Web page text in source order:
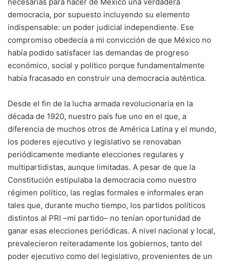
necesarias para hacer de México una verdadera
democracia, por supuesto incluyendo su elemento
indispensable: un poder judicial independiente. Ese
compromiso obedecía a mi convicción de que México no
había podido satisfacer las demandas de progreso
económico, social y político porque fundamentalmente
había fracasado en construir una democracia auténtica.
Desde el fin de la lucha armada revolucionaria en la
década de 1920, nuestro país fue uno en el que, a
diferencia de muchos otros de América Latina y el mundo,
los poderes ejecutivo y legislativo se renovaban
periódicamente mediante elecciones regulares y
multipartidistas, aunque limitadas. A pesar de que la
Constitución estipulaba la democracia como nuestro
régimen político, las reglas formales e informales eran
tales que, durante mucho tiempo, los partidos políticos
distintos al PRI –mi partido– no tenían oportunidad de
ganar esas elecciones periódicas. A nivel nacional y local,
prevalecieron reiteradamente los gobiernos, tanto del
poder ejecutivo como del legislativo, provenientes de un